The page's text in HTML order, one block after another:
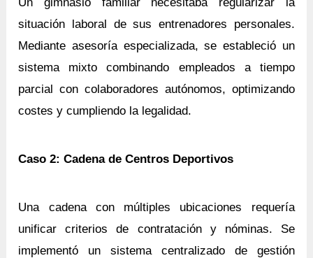
situación laboral de sus entrenadores personales.
Mediante asesoría especializada, se estableció un
sistema mixto combinando empleados a tiempo
parcial con colaboradores autónomos, optimizando
costes y cumpliendo la legalidad.
Caso 2: Cadena de Centros Deportivos
Una cadena con múltiples ubicaciones requería
unificar criterios de contratación y nóminas. Se
implementó un sistema centralizado de gestión